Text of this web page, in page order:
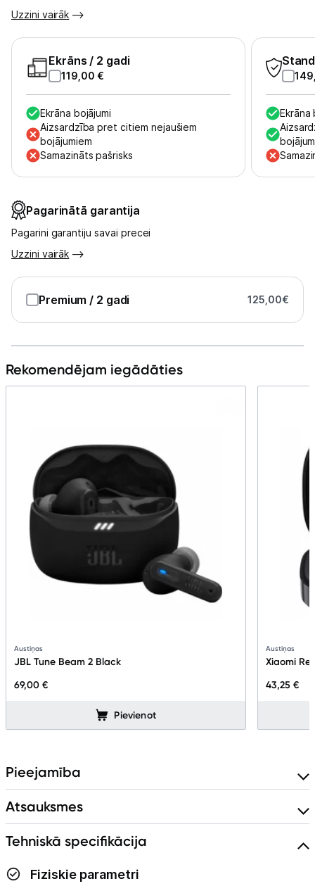
Uzzini vairāk
Ekrāns / 2 gadi
119,00 €
Ekrāna bojājumi
Aizsardzība pret citiem nejaušiem
bojājumiem
Samazināts pašrisks
Ekrāna
Pagarinātā garantija
Pagarini garantiju savai precei
Uzzini vairāk
Premium / 2 gadi 125,00€
Rekomendējam iegādāties
Austiņas
JBL Tune Beam 2 Black
69,00 €
Pievienot
Austiņas
Xiaomi
43,25 €
Pieejamība
Atsauksmes
Tehniskā specifikācija
Fiziskie parametri